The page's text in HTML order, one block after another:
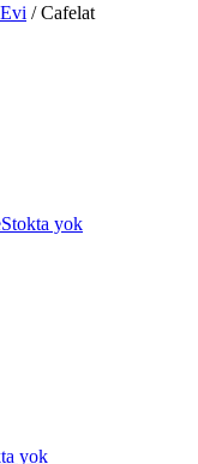
/Cafelat
Stokta yok
yok